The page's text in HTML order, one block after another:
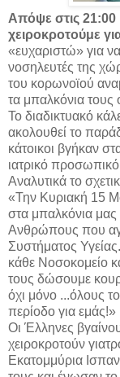
Απόψε στις 21:00
χειροκροτούμε
«ευχαριστώ» για
νοσηλευτές της
του κορωνοϊού
τα μπαλκόνια τους
Το διαδικτυακό
ακολουθεί το
κάτοικοι βγήκαν
ιατρικό
Αναλυτικά το
«Την Κυριακή 15
στα μπαλκόνια μας
Ανθρώπους που
Συστήματος
κάθε Νοσοκομείο
τους δώσουμε
όχι μόνο ...όλους
περίοδο για εμάς!»
Οι Έλληνες
χειροκροτούν
Eκατομμύρια